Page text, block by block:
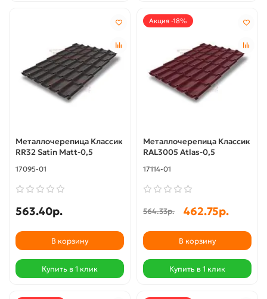
Металлочерепица Классик
RR32 Satin Мatt-0,5
17095-01
563.40р.
В корзину
Купить в 1 клик
Акция -18%
Металлочерепица Классик
RAL3005 Atlas-0,5
17114-01
564.33р. 462.75р.
В корзину
Купить в 1 клик